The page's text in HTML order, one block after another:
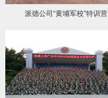
派德公司“黄埔军校”特训营